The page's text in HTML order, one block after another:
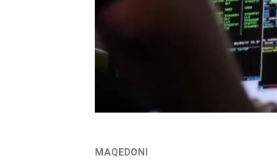
MAQEDONI